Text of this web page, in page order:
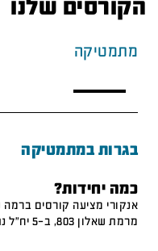
הקורסים שלנו
מתמטיקה
בגרות במתמטיקה
כמה יחידות?
מרמת שאלון 803, ב-5 יח"ל נתחיל מרמת שאלון 805.